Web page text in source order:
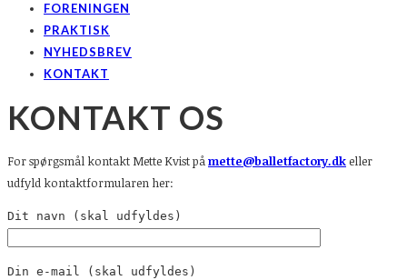
FORENINGEN
PRAKTISK
NYHEDSBREV
KONTAKT
KONTAKT OS
For spørgsmål kontakt Mette Kvist påmette@balletfactory.dkeller
udfyld kontaktformularen her:
Dit navn (skal udfyldes)
Din e-mail (skal udfyldes)